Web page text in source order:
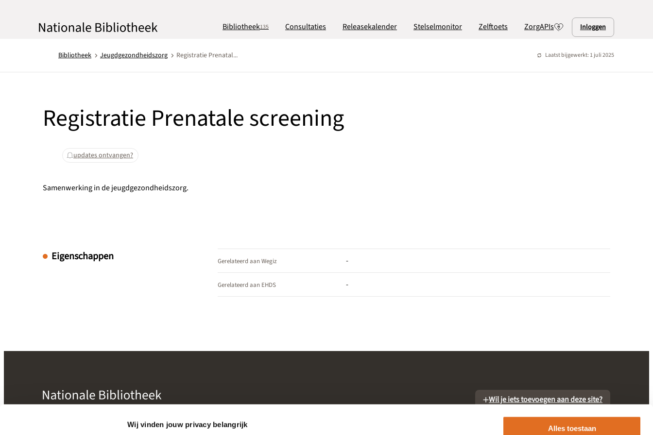
Wij vinden jouw privacy belangrijk Alles toestaan
Bibliotheek135 Consultaties Releasekalender Stelselmonitor Zelftoets ZorgAPIs Inloggen
Bibliotheek Jeugdgezondheidszorg Registratie Prenatal... Laatst bijgewerkt: 1 juli 2025
Registratie Prenatale screening
updates ontvangen?
Samenwerking in de jeugdgezondheidszorg.
Eigenschappen Gerelateerd aan Wegiz -
Gerelateerd aan EHDS -
Wil je iets toevoegen aan deze site?